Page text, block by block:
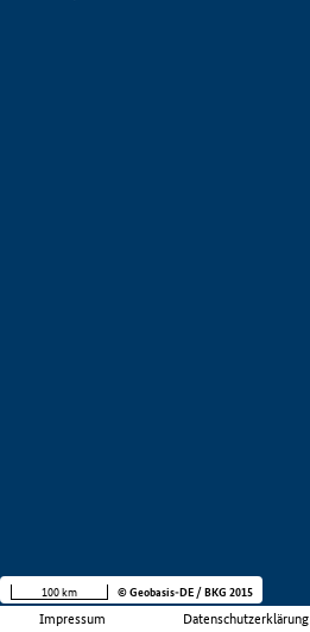
Impressum Datenschutzerklärung
100 km © Geobasis-DE / BKG 2015